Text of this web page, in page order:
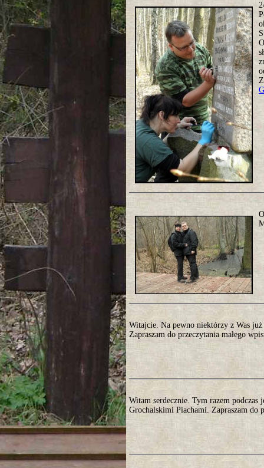
Witajcie. Na pewno niektórzy z Was
Zapraszam do przeczytania małego
Witam serdecznie. Tym razem
Grochalskimi Piachami. Zapraszam do